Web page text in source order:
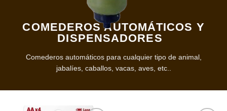
COMEDEROS AUTOMÁTICOS Y
DISPENSADORES
Comederos automáticos para cualquier tipo de animal,
jabalíes, caballos, vacas, aves, etc..